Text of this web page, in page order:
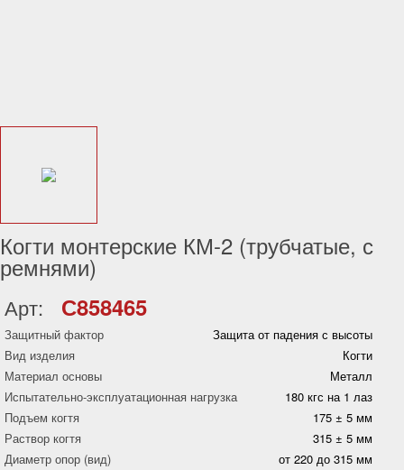
Когти монтерские КМ-2 (трубчатые, с
ремнями)
Арт: С858465
Защитный фактор
Защита от падения с высоты
Вид изделия
Когти
Материал основы
Металл
Испытательно-эксплуатационная нагрузка
180 кгс на 1 лаз
Подъем когтя
175 ± 5 мм
Раствор когтя
315 ± 5 мм
Диаметр опор (вид)
от 220 до 315 мм